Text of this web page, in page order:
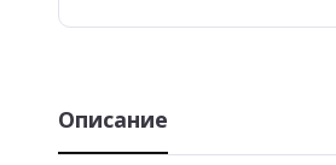
Описание